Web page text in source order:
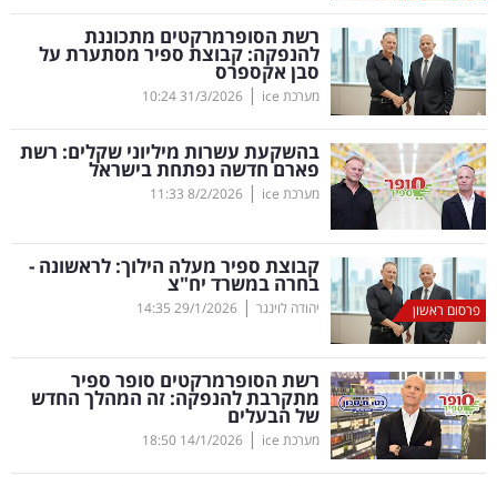
קריפטו
ויראלי
טלוויזיה
עסקי
ספורט
קריירה
ולימודים
מינויים
רייטינג
רכב
רשת הסופרמרקטים מתכוננת
להנפקה: קבוצת ספיר מסתערת על
סבן אקספרס
מערכת ice |
31/3/2026
10:24
בהשקעת עשרות מיליוני שקלים: רשת
פארם חדשה נפתחת בישראל
מערכת ice |
8/2/2026
11:33
פרסום ראשון
קבוצת ספיר מעלה הילוך: לראשונה -
בחרה במשרד יח"צ
יהודה לוינגר |
29/1/2026
14:35
רשת הסופרמרקטים סופר ספיר
מתקרבת להנפקה: זה המהלך החדש
של הבעלים
מערכת ice |
14/1/2026
18:50